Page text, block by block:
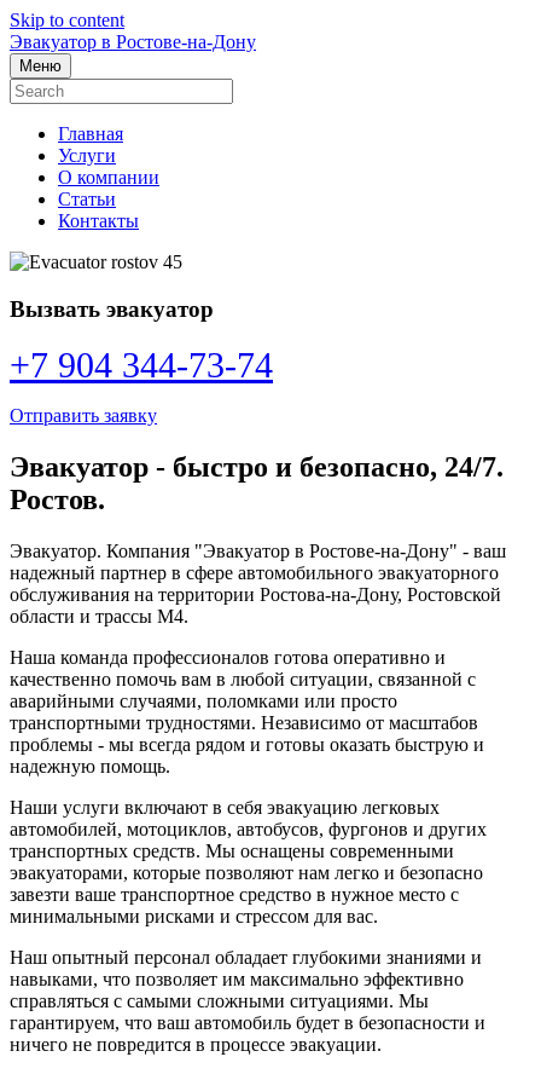
Skip to content
Эвакуатор в Ростове-на-Дону
Меню
Главная
Услуги
О компании
Статьи
Контакты
Вызвать эвакуатор
+7 904 344-73-74
Отправить заявку
Эвакуатор - быстро и безопасно, 24/7.
Ростов.
Эвакуатор. Компания "Эвакуатор в Ростове-на-Дону" - ваш
надежный партнер в сфере автомобильного эвакуаторного
обслуживания на территории Ростова-на-Дону, Ростовской
области и трассы М4.
Наша команда профессионалов готова оперативно и
качественно помочь вам в любой ситуации, связанной с
аварийными случаями, поломками или просто
транспортными трудностями. Независимо от масштабов
проблемы - мы всегда рядом и готовы оказать быструю и
надежную помощь.
Наши услуги включают в себя эвакуацию легковых
автомобилей, мотоциклов, автобусов, фургонов и других
транспортных средств. Мы оснащены современными
эвакуаторами, которые позволяют нам легко и безопасно
завезти ваше транспортное средство в нужное место с
минимальными рисками и стрессом для вас.
Наш опытный персонал обладает глубокими знаниями и
навыками, что позволяет им максимально эффективно
справляться с самыми сложными ситуациями. Мы
гарантируем, что ваш автомобиль будет в безопасности и
ничего не повредится в процессе эвакуации.